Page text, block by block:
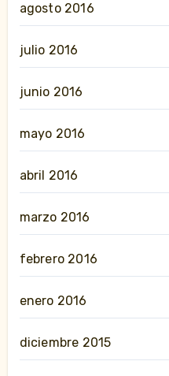
agosto 2016
julio 2016
junio 2016
mayo 2016
abril 2016
marzo 2016
febrero 2016
enero 2016
diciembre 2015